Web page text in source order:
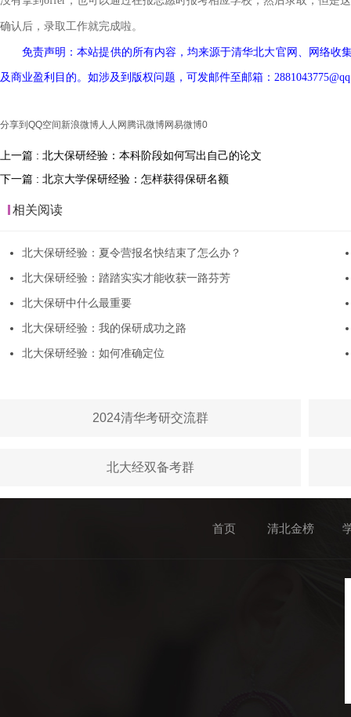
确认后，录取工作就完成啦。
免责声明：本站提供的所有内容，均来源于清华北大官网、网络
及商业盈利目的。如涉及到版权问题，可发邮件至邮箱：
分享到 QQ空间 新浪微博人人网 腾讯微博网易微博0
上一篇 : 北大保研经验：本科阶段如何写出自己的论文
下一篇 : 北京大学保研经验：怎样获得保研名额
相关阅读
北大保研经验：夏令营报名快结束了怎么办？
北大保研经验：踏踏实实才能收获一路芬芳
北大保研中什么最重要
北大保研经验：我的保研成功之路
北大保研经验：如何准确定位
2024清华考研交流群
北大经双备考群
首页 清北金榜